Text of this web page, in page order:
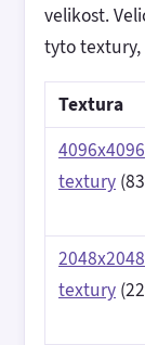
velikost.
tyto
Textura
4096x4096
textury
2048x2048
textury